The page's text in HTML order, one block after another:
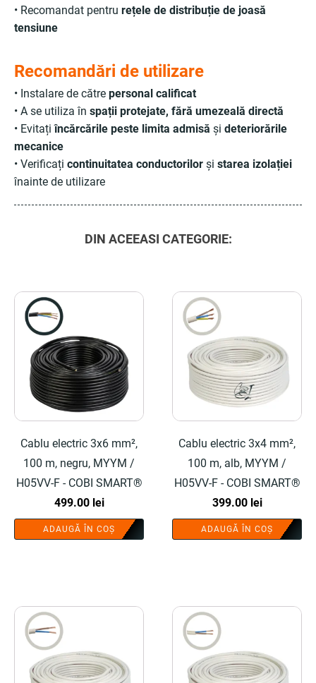
• Recomandat pentru rețele de distribuție de joasă
tensiune
Recomandări de utilizare
• Instalare de către personal calificat
• A se utiliza în spații protejate, fără umezeală directă
• Evitațiîncărcările peste limita admisă și deteriorările
mecanice
• Verificați continuitatea conductorilor și starea izolației
înainte de utilizare
DIN ACEEASI CATEGORIE:
Cablu electric 3x6 mm²,
100 m, negru, MYYM /
H05VV-F - COBI SMART®
499.00 lei
ADAUGĂ ÎN COȘ
Cablu electric 3x4 mm²,
100 m, alb, MYYM /
H05VV-F - COBI SMART®
399.00 lei
ADAUGĂ ÎN COȘ